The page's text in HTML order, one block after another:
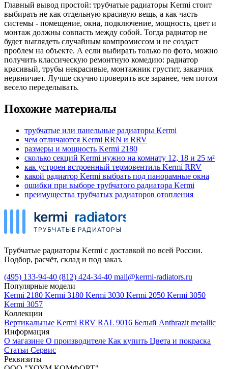
Главный вывод простой: трубчатые радиаторы Kermi стоит
выбирать не как отдельную красивую вещь, а как часть
системы - помещение, окна, подключение, мощность, цвет и
монтаж должны совпасть между собой. Тогда радиатор не
будет выглядеть случайным компромиссом и не создаст
проблем на объекте. А если выбирать только по фото, можно
получить классическую ремонтную комедию: радиатор
красивый, трубы некрасивые, монтажник грустит, заказчик
нервничает. Лучше скучно проверить все заранее, чем потом
весело переделывать.
Похожие материалы
трубчатые или панельные радиаторы Kermi
чем отличаются Kermi RRN и RRV
размеры и мощность Kermi 2180
сколько секций Kermi нужно на комнату 12, 18 и 25 м²
как устроен встроенный термовентиль Kermi RRV
какой радиатор Kermi выбрать под панорамные окна
ошибки при выборе трубчатого радиатора Kermi
преимущества трубчатых радиаторов отопления
Трубчатые радиаторы Kermi с доставкой по всей России.
Подбор, расчёт, склад и под заказ.
(495) 133-94-40 (812) 424-34-40 mail@kermi-radiators.ru
Популярные модели
Kermi 2180 Kermi 3180 Kermi 3030 Kermi 2050 Kermi 3050
Kermi 3057
Коллекции
Вертикальные Kermi RRV RAL 9016 Белый Anthrazit metallic
Информация
О магазине О производителе Как купить Цвета и покраска
Статьи Сервис
Реквизиты